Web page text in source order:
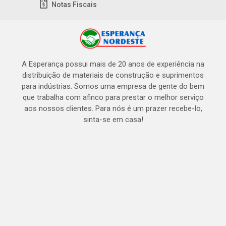
Notas Fiscais
A Esperança possui mais de 20 anos de experiência na
distribuição de materiais de construção e suprimentos
para indústrias. Somos uma empresa de gente do bem
que trabalha com afinco para prestar o melhor serviço
aos nossos clientes. Para nós é um prazer recebe-lo,
sinta-se em casa!